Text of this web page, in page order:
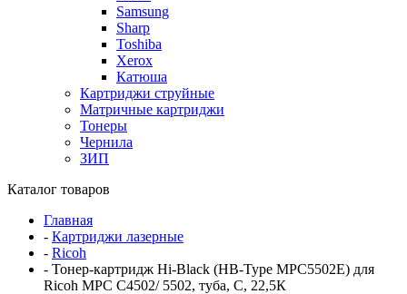
Samsung
Sharp
Toshiba
Xerox
Катюша
Картриджи струйные
Матричные картриджи
Тонеры
Чернила
ЗИП
Каталог товаров
Главная
- Картриджи лазерные
- Ricoh
- Тонер-картридж Hi-Black (HB-Type MPC5502E) для
Ricoh MPС C4502/ 5502, туба, C, 22,5К